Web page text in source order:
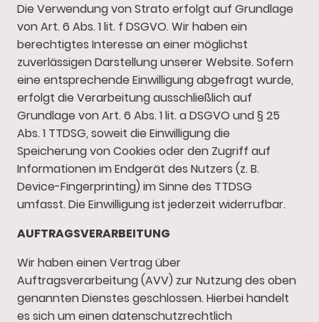
Die Verwendung von Strato erfolgt auf Grundlage
von Art. 6 Abs. 1 lit. f DSGVO. Wir haben ein
berechtigtes Interesse an einer möglichst
zuverlässigen Darstellung unserer Website. Sofern
eine entsprechende Einwilligung abgefragt wurde,
erfolgt die Verarbeitung ausschließlich auf
Grundlage von Art. 6 Abs. 1 lit. a DSGVO und § 25
Abs. 1 TTDSG, soweit die Einwilligung die
Speicherung von Cookies oder den Zugriff auf
Informationen im Endgerät des Nutzers (z. B.
Device-Fingerprinting) im Sinne des TTDSG
umfasst. Die Einwilligung ist jederzeit widerrufbar.
AUFTRAGSVERARBEITUNG
Wir haben einen Vertrag über
Auftragsverarbeitung (AVV) zur Nutzung des oben
genannten Dienstes geschlossen. Hierbei handelt
es sich um einen datenschutzrechtlich